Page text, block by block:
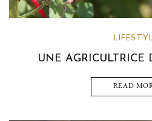
UNE
READ